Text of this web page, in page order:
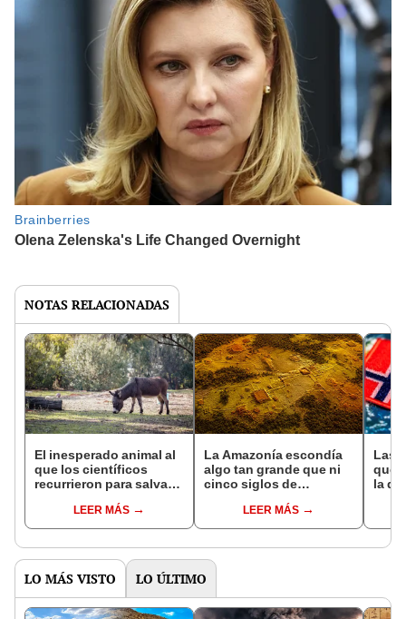
NOTAS RELACIONADAS
El inesperado animal al
que los científicos
recurrieron para salvar
reintroducción de un
asno salvaje está
en un paisaje con más
LEER MÁS
La Amazonía escondía
algo tan grande que ni
cinco siglos de
encontrarlo: el hallazgo
podría cambiar todo lo
pasado
LEER MÁS
Las
que
la de
LO MÁS VISTO LO ÚLTIMO